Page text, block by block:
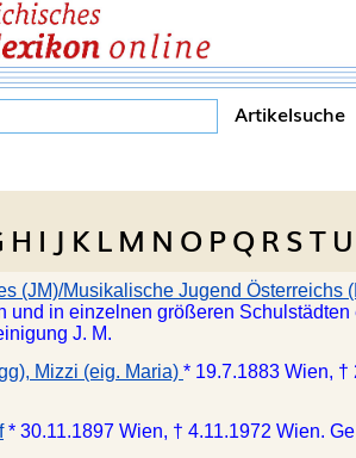
Artikelsuche
H I J K L M N O PQ R ST U
(JM)/Musikalische Jugend Österreichs
und in einzelnen größeren
J. M.
Mizzi (eig. Maria) * 19.7.1883 Wien,
* 30.11.1897 Wien, † 4.11.1972 Wien.